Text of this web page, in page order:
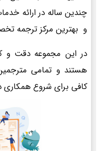
چندین ساله در ارائه
و بهترین مرکز ترجمه
در این مجموعه دقت و
هستند و تمامی
کافی برای شروع همکاری